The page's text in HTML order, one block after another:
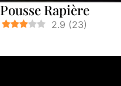
Pousse Rapière
2.9 (23)